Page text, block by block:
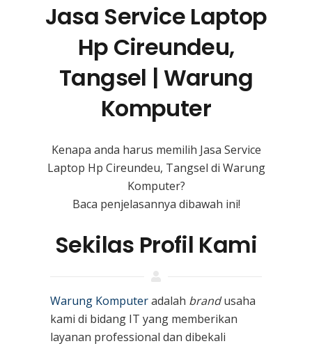
Jasa Service Laptop
Hp Cireundeu,
Tangsel | Warung
Komputer
Kenapa anda harus memilih Jasa Service
Laptop Hp Cireundeu, Tangsel di Warung
Komputer?
Baca penjelasannya dibawah ini!
Sekilas Profil Kami
Warung Komputeradalah brandusaha
kami di bidang IT yang memberikan
layanan professional dan dibekali